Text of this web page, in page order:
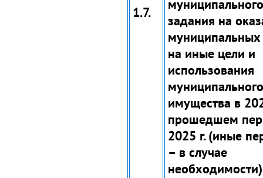
1.7.
муниципального
задания на
муниципальных
на иные цели и
использования
муниципального
имущества в
прошедшем
2025 г. (иные
– в случае